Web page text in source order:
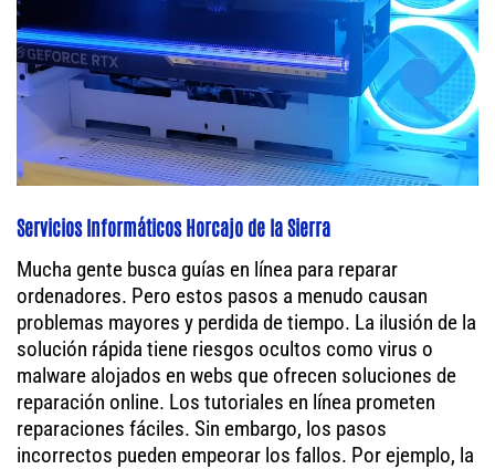
Servicios Informáticos Horcajo de la Sierra
Mucha gente busca guías en línea para reparar
ordenadores. Pero estos pasos a menudo causan
problemas mayores y perdida de tiempo. La ilusión de la
solución rápida tiene riesgos ocultos como virus o
malware alojados en webs que ofrecen soluciones de
reparación online. Los tutoriales en línea prometen
reparaciones fáciles. Sin embargo, los pasos
incorrectos pueden empeorar los fallos. Por ejemplo, la